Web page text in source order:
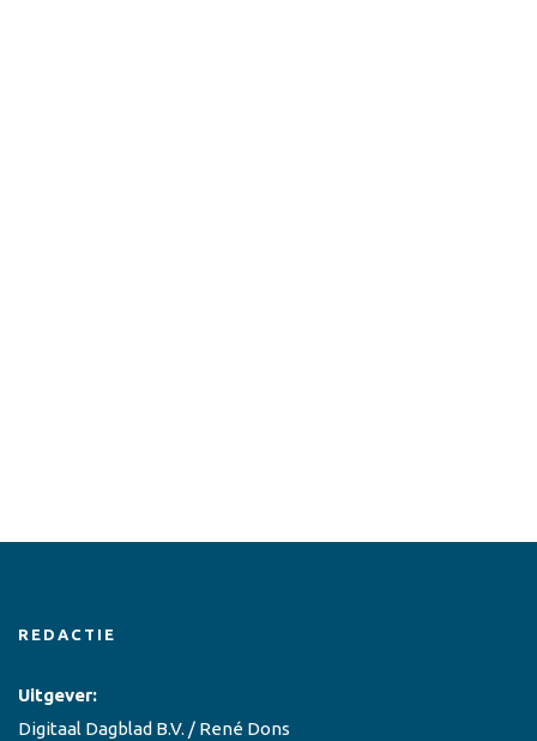
REDACTIE
Uitgever:
Digitaal Dagblad B.V. / René Dons